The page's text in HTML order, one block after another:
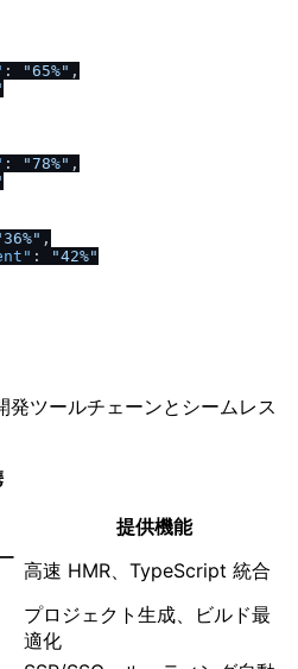
: "65%" ,
: "78%" ,
,
:
"42%"
ツールチェーンとシームレス
提供機能
高速 HMR、TypeScript 統合
プロジェクト生成、ビルド最
適化